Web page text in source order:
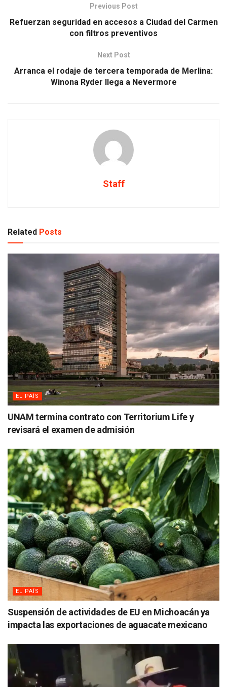
Previous Post
Refuerzan seguridad en accesos a Ciudad del Carmen
con filtros preventivos
Next Post
Arranca el rodaje de tercera temporada de Merlina:
Winona Ryder llega a Nevermore
Staff
Related Posts
EL PAÍS
UNAM termina contrato con Territorium Life y
revisará el examen de admisión
EL PAÍS
Suspensión de actividades de EU en Michoacán ya
impacta las exportaciones de aguacate mexicano